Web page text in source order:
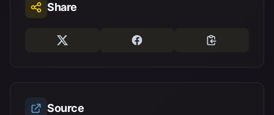
Share
Source